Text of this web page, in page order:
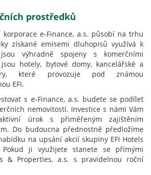
prostředků
e-Finance, a.s. působí na trhu
získané emisemi dluhopisů využívá k
výhradně spojeny s komerčními
hotely, bytové domy, kancelářské a
které provozuje pod známou
EFI.
s e-Finance, a.s. budete se podílet
nemovitostí. Investice s námi Vám
úrok s přiměřeným zajištěním
Do budoucna přednostně předložíme
na upsání akcií skupiny EFI Hotels
ji využijete stanete se přímými
& Properties, a.s. s pravidelnou roční